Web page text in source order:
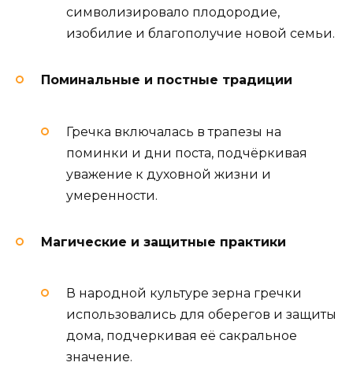
символизировало плодородие,
изобилие и благополучие новой семьи.
Поминальные и постные традиции
Гречка включалась в трапезы на
поминки и дни поста, подчёркивая
уважение к духовной жизни и
умеренности.
Магические и защитные практики
В народной культуре зерна гречки
использовались для оберегов и защиты
дома, подчеркивая её сакральное
значение.